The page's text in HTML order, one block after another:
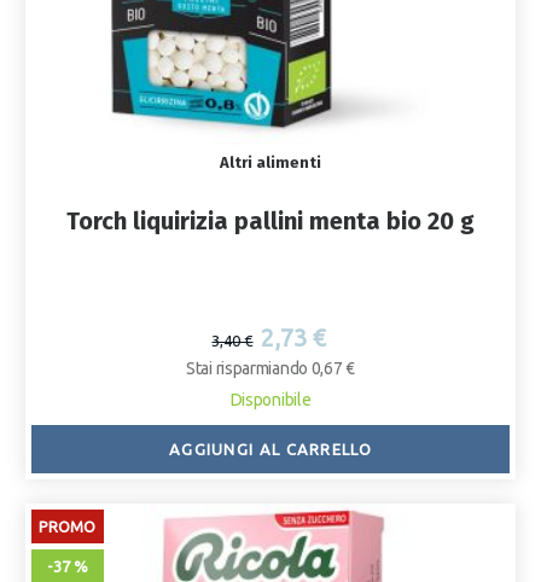
Altri alimenti
Torch liquirizia pallini menta bio 20 g
3,40 € 2,73 €
Stai risparmiando 0,67 €
Disponibile
AGGIUNGI AL CARRELLO
PROMO
-37 %